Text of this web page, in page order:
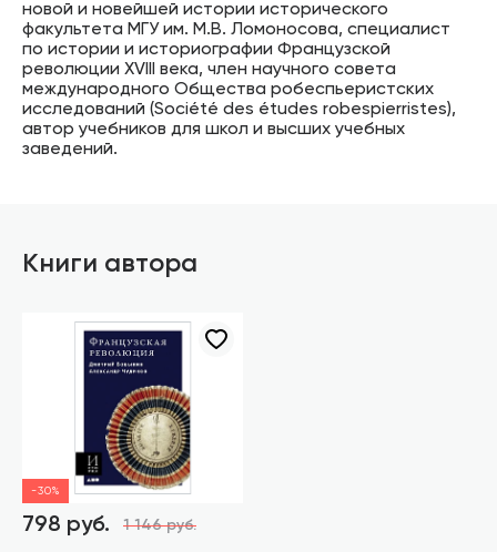
новой и новейшей истории исторического
факультета МГУ им. М.В. Ломоносова, специалист
по истории и историографии Французской
революции XVIII века, член научного совета
международного Общества робеспьеристских
исследований (Société des études robespierristes),
автор учебников для школ и высших учебных
заведений.
Книги автора
-30%
798 руб. 1 146 руб.